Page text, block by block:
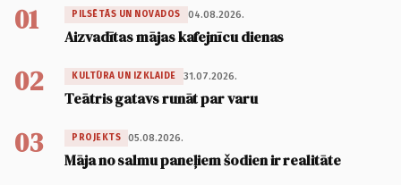
01 PILSĒTĀS UN NOVADOS 04.08.2026.
Aizvadītas mājas kafejnīcu dienas
02 KULTŪRA UN IZKLAIDE 31.07.2026.
Teātris gatavs runāt par varu
03 PROJEKTS 05.08.2026.
Māja no salmu paneļiem šodien ir realitāte